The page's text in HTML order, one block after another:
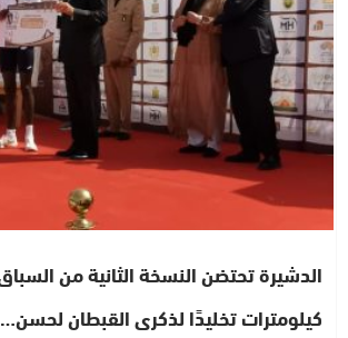
كيلومترات تخليدًا لذكرى القبطان لحسن…